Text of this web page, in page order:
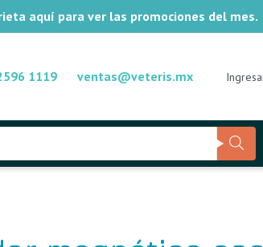
aquí para ver las promociones del mes.
1119 ventas@veteris.mx